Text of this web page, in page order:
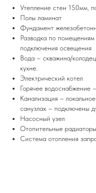
Утепление стен 150мм,
Полы ламинат
Фундамент
Разводка по помещениям
подключения освещения
Вода – скважина/
кухне.
Электрический котел
Горячее водоснабжение
Канализация –
санузлах – подключены
Насосный узел
Отопительные
Система отопления